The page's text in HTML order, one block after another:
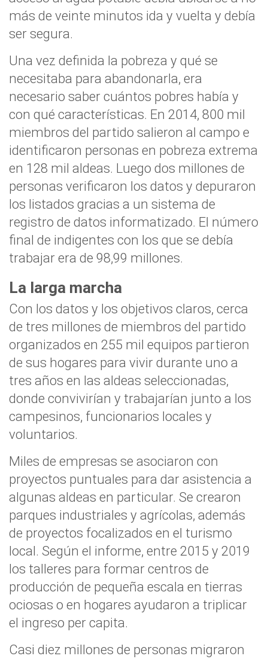
más de veinte minutos ida y vuelta y debía
ser segura.
Una vez definida la pobreza y qué se
necesitaba para abandonarla, era
necesario saber cuántos pobres había y
con qué características. En 2014, 800 mil
miembros del partido salieron al campo e
identificaron personas en pobreza extrema
en 128 mil aldeas. Luego dos millones de
personas verificaron los datos y depuraron
los listados gracias a un sistema de
registro de datos informatizado. El número
final de indigentes con los que se debía
trabajar era de 98,99 millones.
La larga marcha
Con los datos y los objetivos claros, cerca
de tres millones de miembros del partido
organizados en 255 mil equipos partieron
de sus hogares para vivir durante uno a
tres años en las aldeas seleccionadas,
donde convivirían y trabajarían junto a los
campesinos, funcionarios locales y
voluntarios.
Miles de empresas se asociaron con
proyectos puntuales para dar asistencia a
algunas aldeas en particular. Se crearon
parques industriales y agrícolas, además
de proyectos focalizados en el turismo
local. Según el informe, entre 2015 y 2019
los talleres para formar centros de
producción de pequeña escala en tierras
ociosas o en hogares ayudaron a triplicar
el ingreso per capita.
Casi diez millones de personas migraron